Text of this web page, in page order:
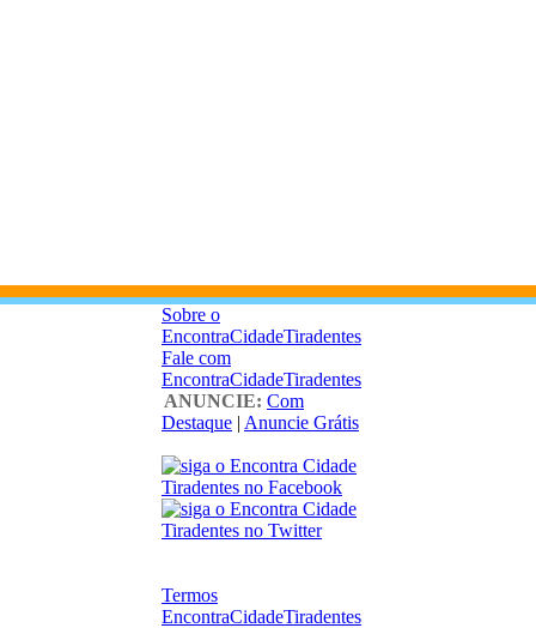
Sobre o
EncontraCidadeTiradentes
Fale com
EncontraCidadeTiradentes
ANUNCIE: Com
Destaque | Anuncie Grátis
Termos
EncontraCidadeTiradentes